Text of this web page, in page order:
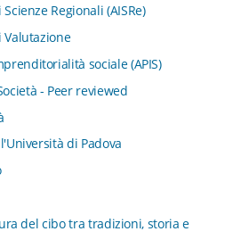
Regionali (AISRe)
Valutazione
sociale (APIS)
- Peer reviewed
di Padova
del cibo tra tradizioni, storia e